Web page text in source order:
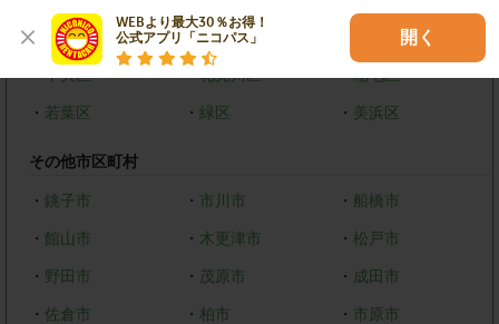
WEBより最大30％お得！
公式アプリ「ニコパス」
開く
千葉市
・中央区 ・花見川区 ・稲毛区
・ 若葉区 ・ 緑区 ・ 美浜区
その他市区町村
・ 銚子市 ・ 市川市 ・ 船橋市
・ 館山市 ・ 木更津市 ・松戸市
・ 野田市 ・ 茂原市 ・ 成田市
・ 佐倉市 ・ 柏市 ・ 市原市